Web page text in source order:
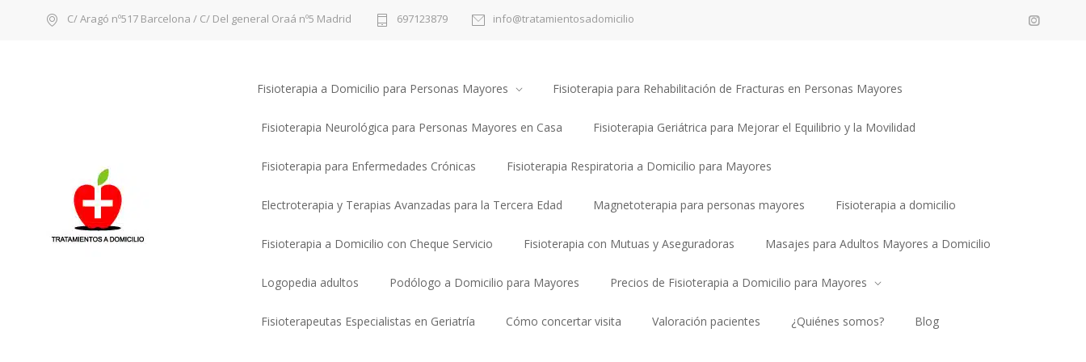
C/ Aragó nº517 Barcelona / C/ Del general Oraá nº5 Madrid 697123879 info@tratamientosadomicilio
Fisioterapia a Domicilio para Personas Mayores Fisioterapia para Rehabilitación de Fracturas en Personas Mayores
Fisioterapia Neurológica para Personas Mayores en Casa Fisioterapia Geriátrica para Mejorar el Equilibrio y la Movilidad
Fisioterapia para Enfermedades Crónicas Fisioterapia Respiratoria a Domicilio para Mayores
Electroterapia y Terapias Avanzadas para la Tercera Edad Magnetoterapia para personas mayores Fisioterapia a domicilio
Fisioterapia a Domicilio con Cheque Servicio Fisioterapia con Mutuas y Aseguradoras Masajes para Adultos Mayores a Domicilio
Logopedia adultos Podólogo a Domicilio para Mayores Precios de Fisioterapia a Domicilio para Mayores
Fisioterapeutas Especialistas en Geriatría Cómo concertar visita Valoración pacientes ¿Quiénes somos? Blog